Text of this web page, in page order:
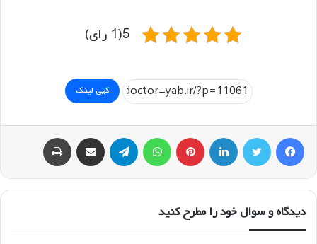
5(1 رای)
کپی لینک
فیسبوک توییتر لینکداین پینتریست تلگرام اشتراک گذاری با ایمیل
دیدگاه و سوال خود را مطرح کنید